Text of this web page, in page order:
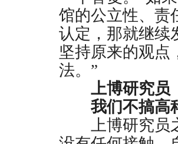
馆的公立性、责
认定，那就继续
坚持原来的观点
法。”
上博研究员
我们不搞高
上博研究员之